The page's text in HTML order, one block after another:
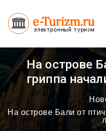
На острове
гриппа
На острове Бали от